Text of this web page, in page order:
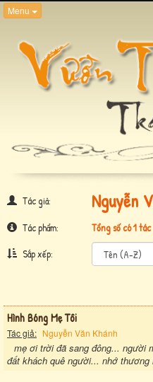
Menu
Tác giả: Nguyễn
Tác phẩm:
Tổng số có 1 tác
Sắp xếp:
Hình Bóng Mẹ Tôi
Tác giả: Nguyễn Văn Khánh
mẹ ơi trời đã sang đông... người
đất khách quê người... nhớ